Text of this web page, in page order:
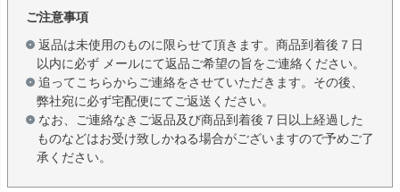
ご注意事項
返品は未使用のものに限らせて頂きます。商品到着後７日
以内に必ず メールにて返品ご希望の旨をご連絡ください。
追ってこちらからご連絡をさせていただきます。その後、
弊社宛に必ず宅配便にてご返送ください。
なお、ご連絡なきご返品及び商品到着後７日以上経過した
ものなどはお受け致しかねる場合がございますので予めご了
承ください。